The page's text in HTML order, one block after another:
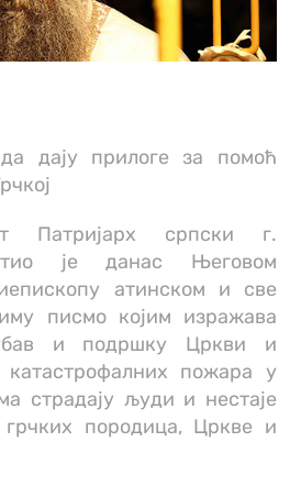
дају прилоге за помоћ
Патријарх српски г.
је данас Његовом
атинском и све
писмо којим изражава
и подршку Цркви и
пожара у
страдају људи и нестаје
породица, Цркве и